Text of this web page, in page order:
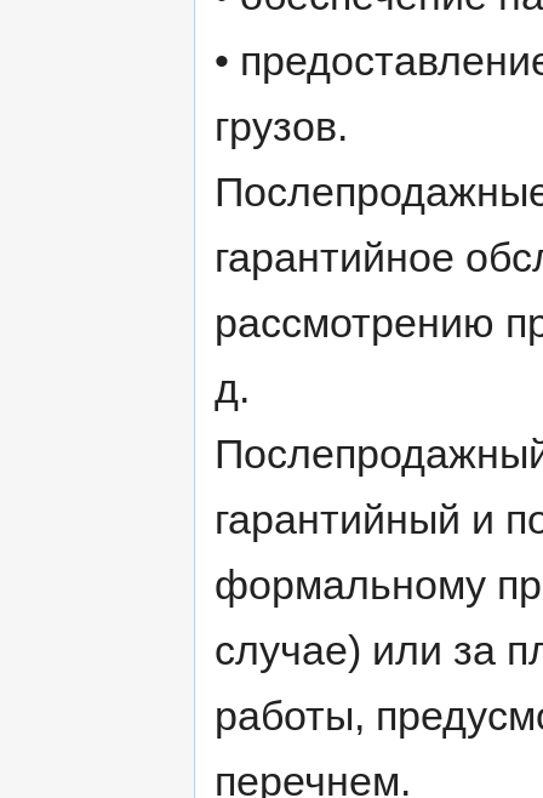
•
грузов.
гарантийное
рассмотрению
д.
гарантийный и
формальному
случае) или за
работы,
перечнем.